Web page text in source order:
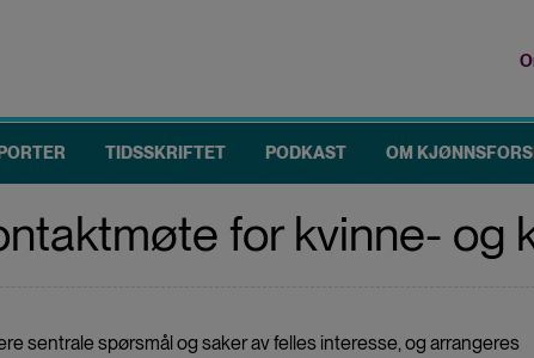
TIDSSKRIFTET PODKAST OM
for kvinne- og
sentrale spørsmål og saker av felles interesse, og arrangeres